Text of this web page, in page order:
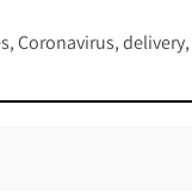
Coronavirus delivery